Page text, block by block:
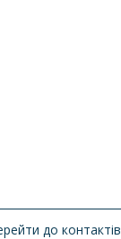
до контактів